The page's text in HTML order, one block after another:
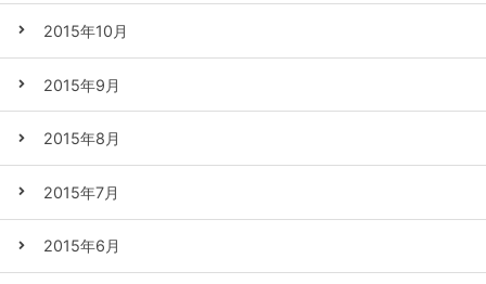
2015年10月
2015年9月
2015年8月
2015年7月
2015年6月